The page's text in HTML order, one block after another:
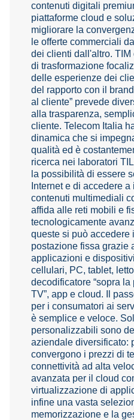
contenuti digitali
piattaforme cloud e
migliorare la
le offerte commerciali
dei clienti dall'altro.
di trasformazione
delle esperienze dei
del rapporto con il
al cliente” prevede
alla trasparenza,
cliente. Telecom Italia
dinamica che si
qualità ed è
ricerca nei laboratori
la possibilità di essere
Internet e di accedere
contenuti multimediali
affida alle reti mobili e
tecnologicamente
queste si può accedere
postazione fissa grazie
applicazioni e
cellulari, PC, tablet,
decodificatore “sopra
TV”, app e cloud. Il
per i consumatori ai
è semplice e veloce.
personalizzabili sono
aziendale diversificato:
convergono i prezzi di
connettività ad alta
avanzata per il cloud
virtualizzazione di
infine una vasta
memorizzazione e la